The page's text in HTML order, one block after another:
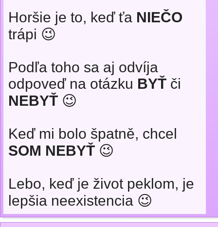
Horšie je to, keď ťa NIEČO
trápi 😉
Podľa toho sa aj odvíja
odpoveď na otázku BYŤ či
NEBYŤ 😉
Keď mi bolo špatně, chcel
SOM NEBYŤ 😉
Lebo, keď je život peklom, je
lepšia neexistencia 😉